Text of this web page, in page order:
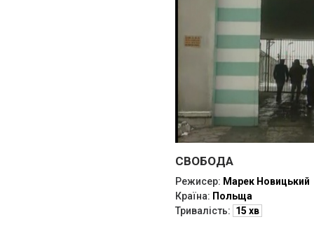
СВОБОДА
Режисер: Марек Новицький
Країна: Польща
Тривалість: 15 хв